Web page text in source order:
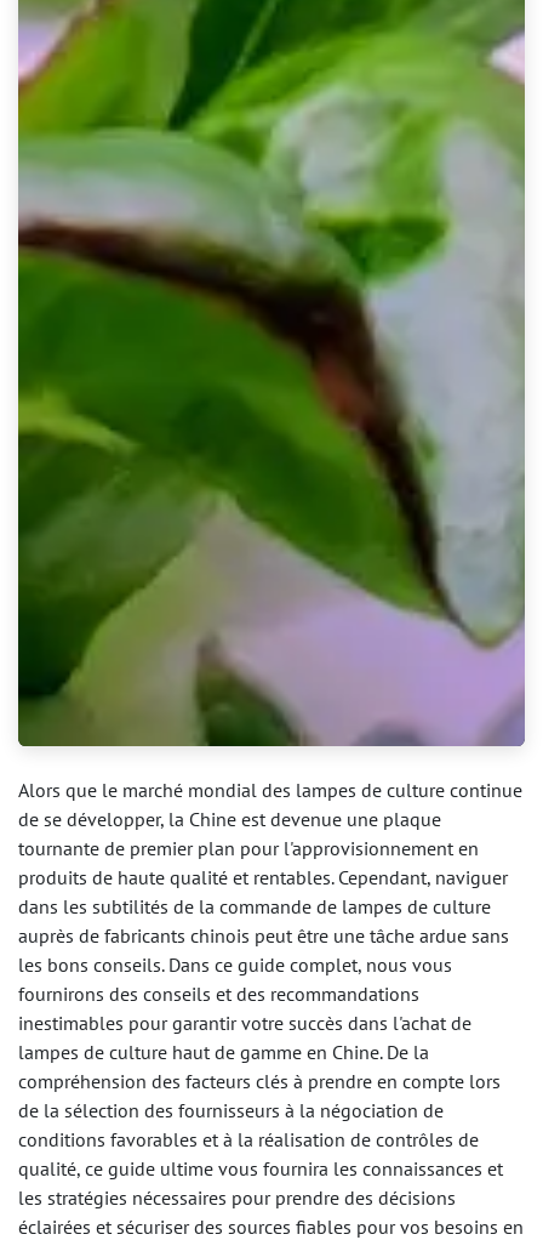
Alors que le marché mondial des lampes de culture continue
de se développer, la Chine est devenue une plaque
tournante de premier plan pour l'approvisionnement en
produits de haute qualité et rentables. Cependant, naviguer
dans les subtilités de la commande de lampes de culture
auprès de fabricants chinois peut être une tâche ardue sans
les bons conseils. Dans ce guide complet, nous vous
fournirons des conseils et des recommandations
inestimables pour garantir votre succès dans l'achat de
lampes de culture haut de gamme en Chine. De la
compréhension des facteurs clés à prendre en compte lors
de la sélection des fournisseurs à la négociation de
conditions favorables et à la réalisation de contrôles de
qualité, ce guide ultime vous fournira les connaissances et
les stratégies nécessaires pour prendre des décisions
éclairées et sécuriser des sources fiables pour vos besoins en